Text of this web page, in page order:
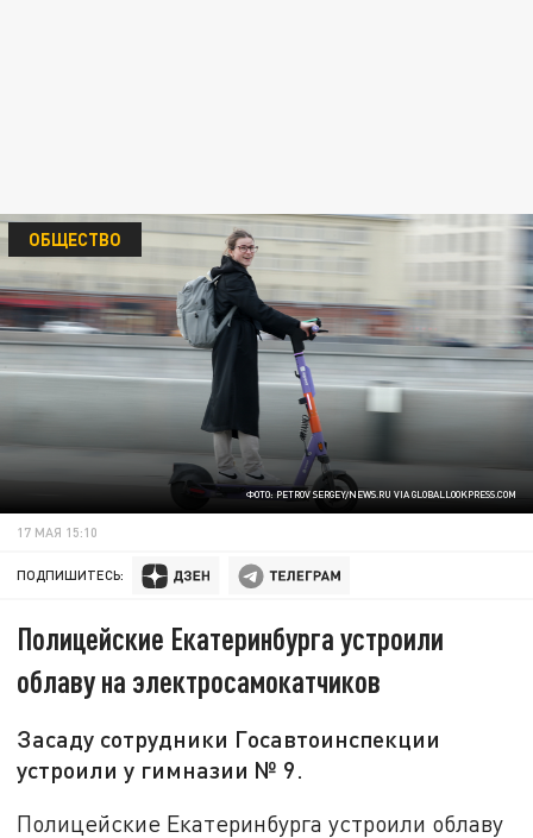
ФОТО: PETROV SERGEY/NEWS.RU VIA GLOBALLOOKPRESS.COM
ОБЩЕСТВО
17 МАЯ 15:10
ПОДПИШИТЕСЬ:
Полицейские Екатеринбурга устроили
облаву на электросамокатчиков
Засаду сотрудники Госавтоинспекции
устроили у гимназии № 9.
Полицейские Екатеринбурга устроили облаву